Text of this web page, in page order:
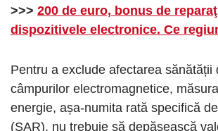
>>> 200 de euro, bonus de
dispozitivele electronice. Ce
Pentru a exclude afectarea sănătății
câmpurilor electromagnetice,
energie, așa-numita rată specifică
(SAR), nu trebuie să depășească